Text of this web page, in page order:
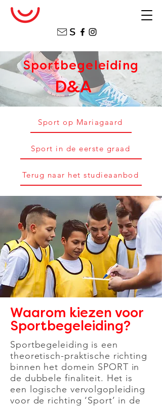
Sportbegeleiding
D&A
Sport op Mariagaard
Sport in de eerste graad
Terug naar het studieaanbod
Waarom kiezen voor
Sportbegeleiding?
Sportbegeleiding is een
theoretisch-praktische richting
binnen het domein SPORT in
de dubbele finaliteit. Het is
een logische vervolgopleiding
voor de richting ‘Sport’ in de